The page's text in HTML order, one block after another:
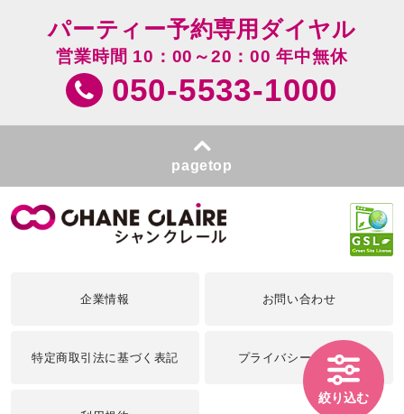
絞り込む
パーティー予約専用ダイヤル
営業時間 10：00～20：00 年中無休
050-5533-1000
pagetop
企業情報 お問い合わせ
特定商取引法に基づく表記 プライバシーポリシー